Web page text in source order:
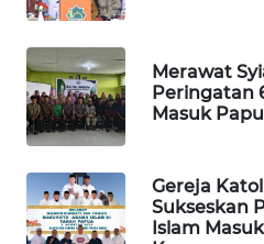
Merawat
Peringatan
Masuk
Gereja
Sukseskan
Islam
WAHANA
UMKM
WAHANA
SELEB
WAHANA
PERSONA